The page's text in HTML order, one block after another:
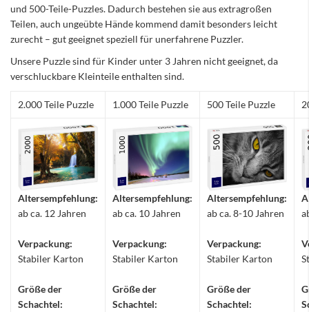
und 500-Teile-Puzzles. Dadurch bestehen sie aus extragroßen
Teilen, auch ungeübte Hände kommend damit besonders leicht
zurecht – gut geeignet speziell für unerfahrene Puzzler.
Unsere Puzzle sind für Kinder unter 3 Jahren nicht geeignet, da
verschluckbare Kleinteile enthalten sind.
2.000 Teile Puzzle 1.000 Teile Puzzle 500 Teile Puzzle
Altersempfehlung:
ab ca. 12 Jahren
Verpackung:
Stabiler Karton
Größe der
Schachtel:
Altersempfehlung:
ab ca. 10 Jahren
Verpackung:
Stabiler Karton
Größe der
Schachtel:
Altersempfehlung:
ab ca. 8-10 Jahren
Verpackung:
Stabiler Karton
Größe der
Schachtel: